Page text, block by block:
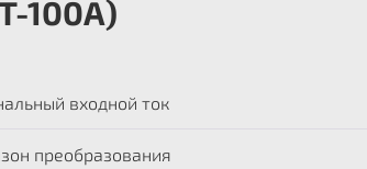
100A)
входной ток
преобразования